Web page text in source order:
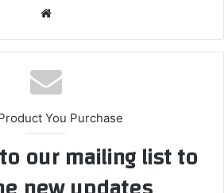
الوي
ب
You Purchase
our mailing list to